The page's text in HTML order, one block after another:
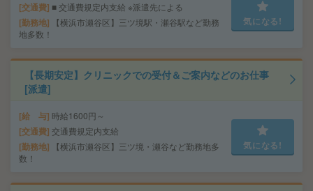
交通費 ■ 交通費規定内支給 ※派遣先による
勤務地
【横浜市瀬谷区】三ツ境駅・瀬谷駅など勤務
地多数！
気になる!
【長期安定】クリニックでの受付＆ご案内などのお仕事
[派遣]
給 与 時給1600円～
交通費 交通費規定内支給
勤務地
【横浜市瀬谷区】三ツ境・瀬谷など勤務地多
数！
気になる!